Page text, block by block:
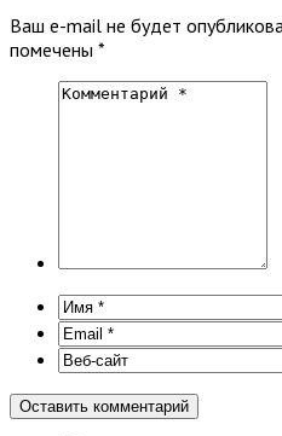
Ваш e-mail не будет
помечены *